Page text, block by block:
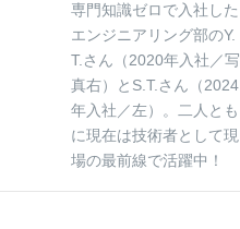
専門知識ゼロで入社した
エンジニアリング部のY.
T.さん（2020年入社／写
真右）とS.T.さん（2024
年入社／左）。二人とも
に現在は技術者として現
場の最前線で活躍中！